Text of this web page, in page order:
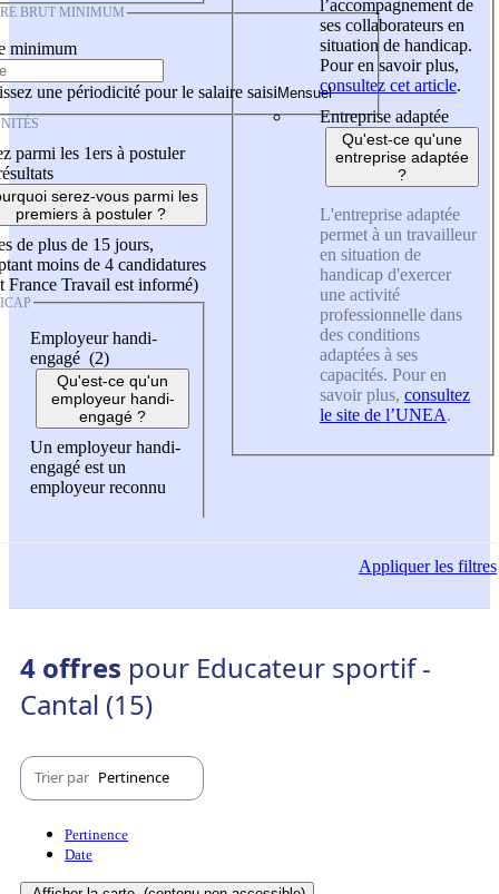
BRUT MINIMUM
minimum
une périodicité pour le salaire saisi
parmi les 1ers à postuler
serez-vous parmi les
premiers à postuler ?
de plus de 15 jours,
moins de 4 candidatures
France Travail est informé)
Employeur handi-
engagé (2)
Qu'est-ce qu'un
employeur handi-
engagé ?
Un employeur handi-
engagé est un
employeur reconnu
l’accompagnement de
ses collaborateurs en
situation de handicap.
Pour en savoir plus,
consultez cet article.
Entreprise adaptée
Qu'est-ce qu'une
entreprise adaptée
?
L'entreprise adaptée
permet à un travailleur
en situation de
handicap d'exercer
une activité
professionnelle dans
des conditions
adaptées à ses
capacités. Pour en
savoir plus, consultez
le site de l’UNEA.
Appliquerles filtres
4 offres pour Educateur sportif -
Cantal (15)
Trier par Pertinence
Pertinence
Date